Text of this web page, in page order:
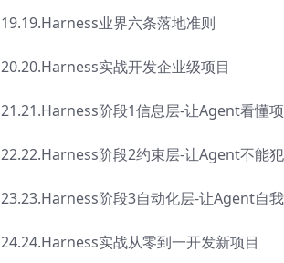
19.19.Harness业界六条落地准则
20.20.Harness实战开发企业级项目
21.21.Harness阶段1信息层-让Agent看懂
22.22.Harness阶段2约束层-让Agent不能
23.23.Harness阶段3自动化层-让Agent自
24.24.Harness实战从零到一开发新项目